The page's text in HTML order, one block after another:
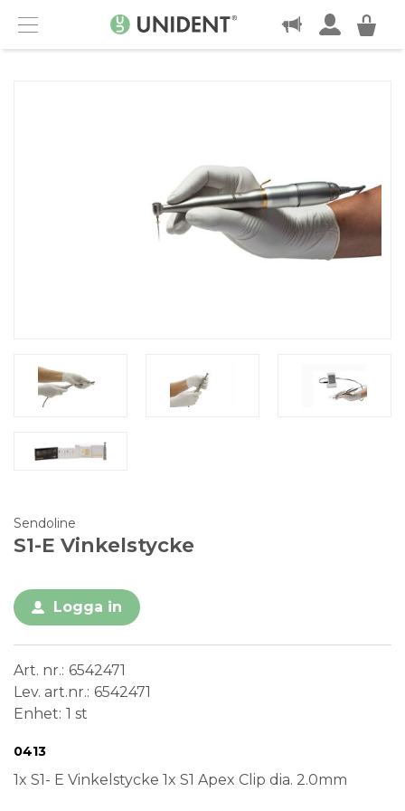
Menu
KONTAKT
Sendoline
S1-E Vinkelstycke
Logga in
Art. nr. 6542471
Lev. art.nr. 6542471
Enhet 1 st
Medical Device
0413
1x S1- E Vinkelstycke 1x S1 Apex Clip dia. 2.0mm